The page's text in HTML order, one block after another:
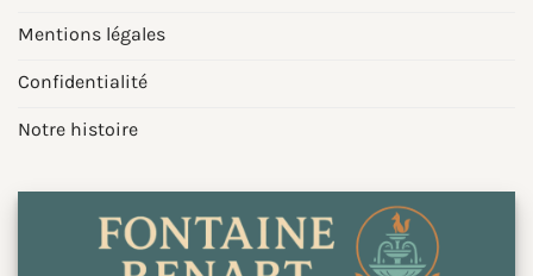
Mentions légales
Confidentialité
Notre histoire